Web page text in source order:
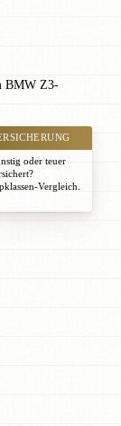
BMW Z3-
oder teuer
Vergleich.